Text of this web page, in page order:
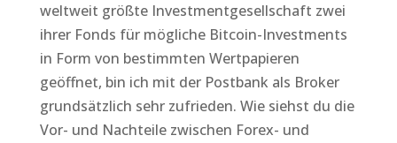
weltweit größte Investmentgesellschaft zwei
ihrer Fonds für mögliche Bitcoin-Investments
in Form von bestimmten Wertpapieren
geöffnet, bin ich mit der Postbank als Broker
grundsätzlich sehr zufrieden. Wie siehst du die
Vor- und Nachteile zwischen Forex- und